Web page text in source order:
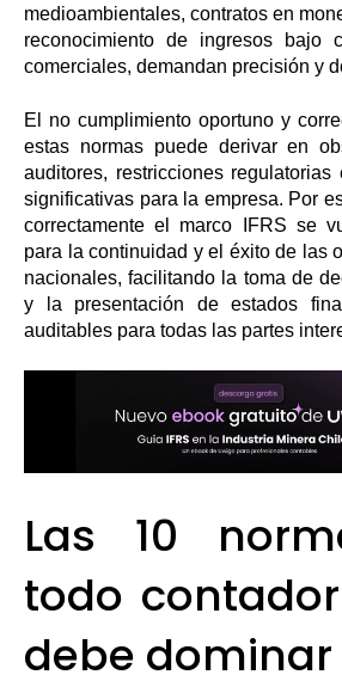
medioambientales, contratos en
reconocimiento de ingresos bajo
comerciales, demandan precisión y
El no cumplimiento oportuno y
estas normas puede derivar en
auditores, restricciones
significativas para la empresa. Por
correctamente el marco IFRS se
para la continuidad y el éxito de las
nacionales, facilitando la toma de
y la presentación de estados
auditables para todas las partes
Las 10
todo
debe dominar